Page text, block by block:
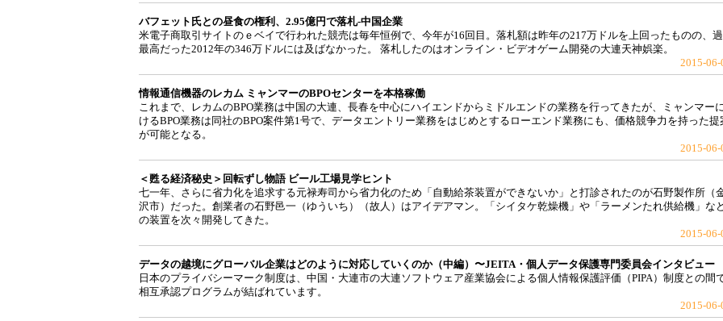
バフェット氏との昼食の権利、2.95億円で落札-中国企業
米電子商取引サイトのｅベイで行われた競売は毎年恒例で、今年が16回目。落札額は昨年の217万ドルを上回ったものの、
最高だった2012年の346万ドルには及ばなかった。 落札したのはオンライン・ビデオゲーム開発の大連天神娯楽。
2015-06-
情報通信機器のレカム ミャンマーのBPOセンターを本格稼働
これまで、レカムのBPO業務は中国の大連、長春を中心にハイエンドからミドルエンドの業務を行ってきたが、ミャンマー
けるBPO業務は同社のBPO案件第1号で、データエントリー業務をはじめとするローエンド業務にも、価格競争力を持った提
が可能となる。
2015-06-
＜甦る経済秘史＞回転ずし物語 ビール工場見学ヒント
七一年、さらに省力化を追求する元禄寿司から省力化のため「自動給茶装置ができないか」と打診されたのが石野製作所（
沢市）だった。創業者の石野邑一（ゆういち）（故人）はアイデアマン。「シイタケ乾燥機」や「ラーメンたれ供給機」な
の装置を次々開発してきた。
2015-06-
データの越境にグローバル企業はどのように対応していくのか（中編）〜JEITA・個人データ保護専門委員会インタビュー
日本のプライバシーマーク制度は、中国・大連市の大連ソフトウェア産業協会による個人情報保護評価（PIPA）制度との間
相互承認プログラムが結ばれています。
2015-06-